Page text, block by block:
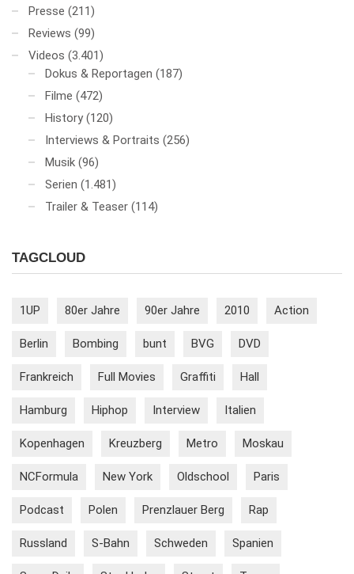
Presse (211)
Reviews (99)
Videos (3.401)
Dokus & Reportagen (187)
Filme (472)
History (120)
Interviews & Portraits (256)
Musik (96)
Serien (1.481)
Trailer & Teaser (114)
TAGCLOUD
1UP 80er Jahre 90er Jahre 2010 Action
Berlin Bombing bunt BVG DVD
Frankreich Full Movies Graffiti Hall
Hamburg Hiphop Interview Italien
Kopenhagen Kreuzberg Metro Moskau
NCFormula New York Oldschool Paris
Podcast Polen Prenzlauer Berg Rap
Russland S-Bahn Schweden Spanien